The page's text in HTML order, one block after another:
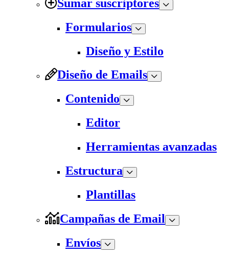
Sumar suscriptores
Formularios
Diseño y Estilo
Diseño de Emails
Contenido
Editor
Herramientas avanzadas
Estructura
Plantillas
Campañas de Email
Envíos